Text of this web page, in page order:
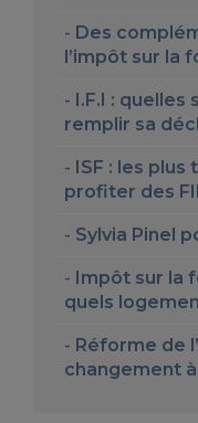
Des
l’impôt sur la
I.F.I : quelles
remplir sa
ISF : les
profiter des
Sylvia Pinel
Impôt sur la
quels
Réforme de
changement